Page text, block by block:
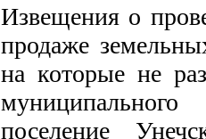
Извещения о
продаже
на которые не
поселение